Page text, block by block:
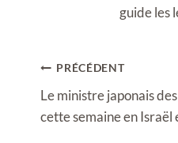
guide les
Navigation
de
l’article
PRÉCÉDENT
Le ministre japonais
cette semaine en Israël